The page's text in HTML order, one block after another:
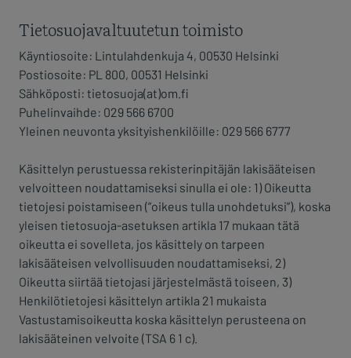
Tietosuojavaltuutetun toimisto
Käyntiosoite: Lintulahdenkuja 4, 00530 Helsinki
Postiosoite: PL 800, 00531 Helsinki
Sähköposti: tietosuoja(at)om.fi
Puhelinvaihde: 029 566 6700
Yleinen neuvonta yksityishenkilöille: 029 566 6777
Käsittelyn perustuessa rekisterinpitäjän lakisääteisen
velvoitteen noudattamiseksi sinulla ei ole: 1) Oikeutta
tietojesi poistamiseen (”oikeus tulla unohdetuksi”), koska
yleisen tietosuoja-asetuksen artikla 17 mukaan tätä
oikeutta ei sovelleta, jos käsittely on tarpeen
lakisääteisen velvollisuuden noudattamiseksi, 2)
Oikeutta siirtää tietojasi järjestelmästä toiseen, 3)
Henkilötietojesi käsittelyn artikla 21 mukaista
Vastustamisoikeutta koska käsittelyn perusteena on
lakisääteinen velvoite (TSA 6 1 c).